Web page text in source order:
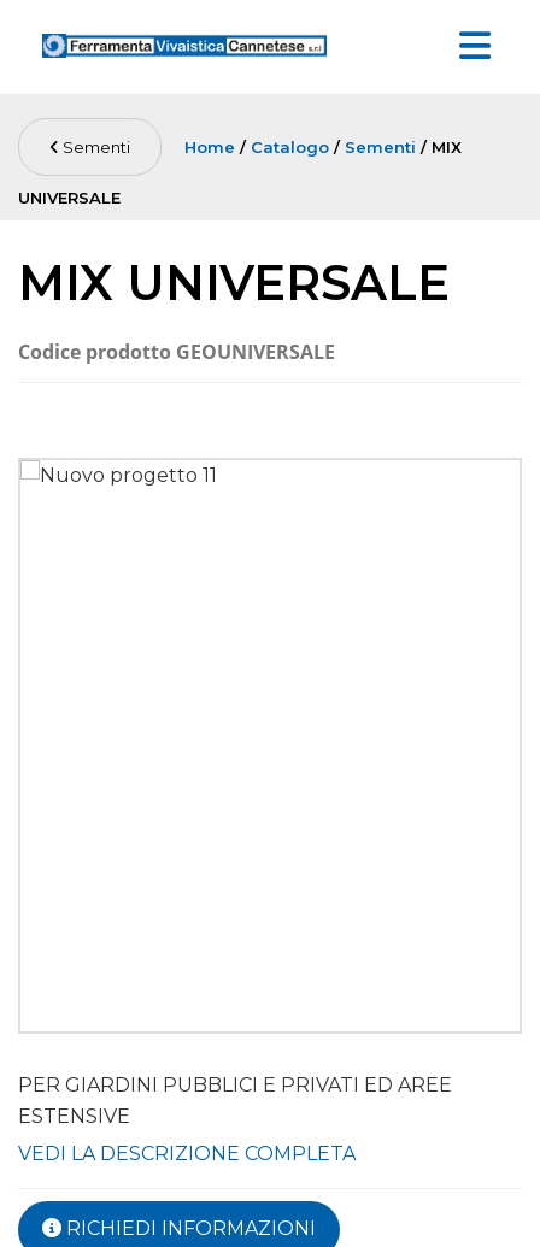
Sementi Home / Catalogo / Sementi / MIX
UNIVERSALE
MIX UNIVERSALE
Codice prodotto GEOUNIVERSALE
PER GIARDINI PUBBLICI E PRIVATI ED AREE
ESTENSIVE
VEDI LA DESCRIZIONE COMPLETA
RICHIEDI INFORMAZIONI